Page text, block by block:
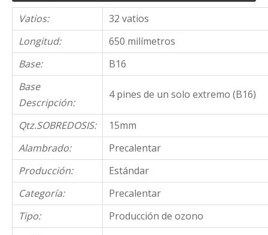
Vatios:
32 vatios
Longitud:
650 milímetros
Base:
B16
Base
Descripción:
4 pines de un solo extremo (B16)
Qtz.SOBREDOSIS:
15mm
Alambrado:
Precalentar
Producción:
Estándar
Categoría:
Precalentar
Tipo:
Producción de ozono